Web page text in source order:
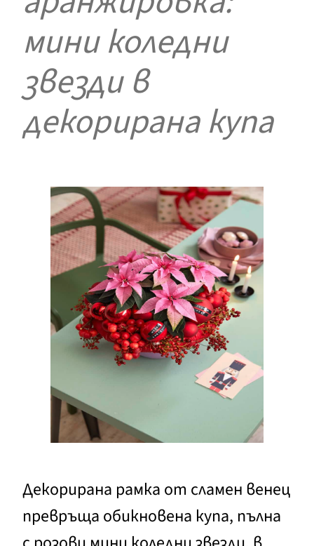
мини коледни
звезди в
декорирана купа
Декорирана рамка от сламен венец
превръща обикновена купа, пълна